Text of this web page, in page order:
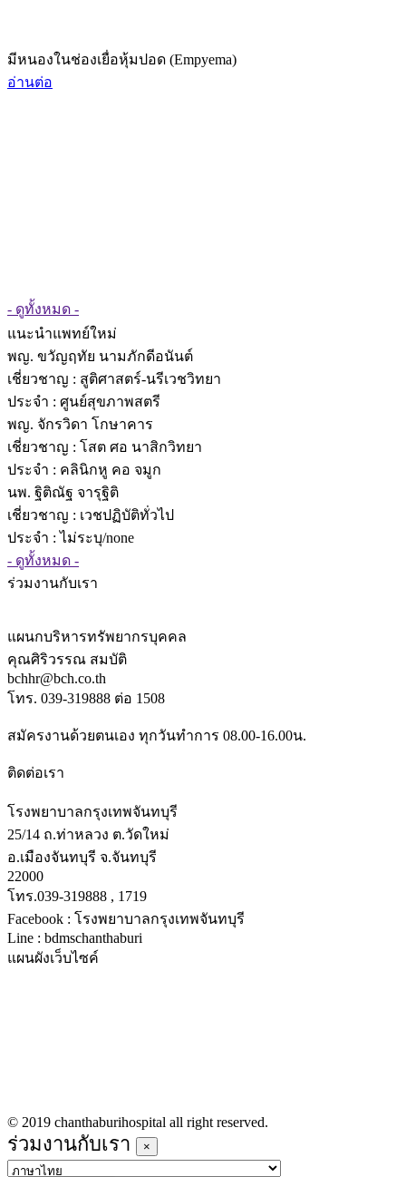
มีหนองในช่องเยื่อหุ้มปอด (Empyema)
อ่านต่อ
- ดูทั้งหมด -
แนะนำแพทย์ใหม่
พญ. ขวัญฤทัย นามภักดีอนันต์
เชี่ยวชาญ : สูติศาสตร์-นรีเวชวิทยา
ประจำ : ศูนย์สุขภาพสตรี
พญ. จักรวิดา โกษาคาร
เชี่ยวชาญ : โสต ศอ นาสิกวิทยา
ประจำ : คลินิกหู คอ จมูก
นพ. ฐิติณัฐ จารุฐิติ
เชี่ยวชาญ : เวชปฏิบัติทั่วไป
ประจำ : ไม่ระบุ/none
- ดูทั้งหมด -
ร่วมงานกับเรา
แผนกบริหารทรัพยากรบุคคล
คุณศิริวรรณ สมบัติ
bchhr@bch.co.th
โทร. 039-319888 ต่อ 1508
สมัครงานด้วยตนเอง ทุกวันทำการ 08.00-16.00น.
ติดต่อเรา
โรงพยาบาลกรุงเทพจันทบุรี
25/14 ถ.ท่าหลวง ต.วัดใหม่
อ.เมืองจันทบุรี จ.จันทบุรี
22000
โทร.039-319888 , 1719
Facebook : โรงพยาบาลกรุงเทพจันทบุรี
Line : bdmschanthaburi
แผนผังเว็บไซค์
© 2019 chanthaburihospital all right reserved.
ร่วมงานกับเรา ×